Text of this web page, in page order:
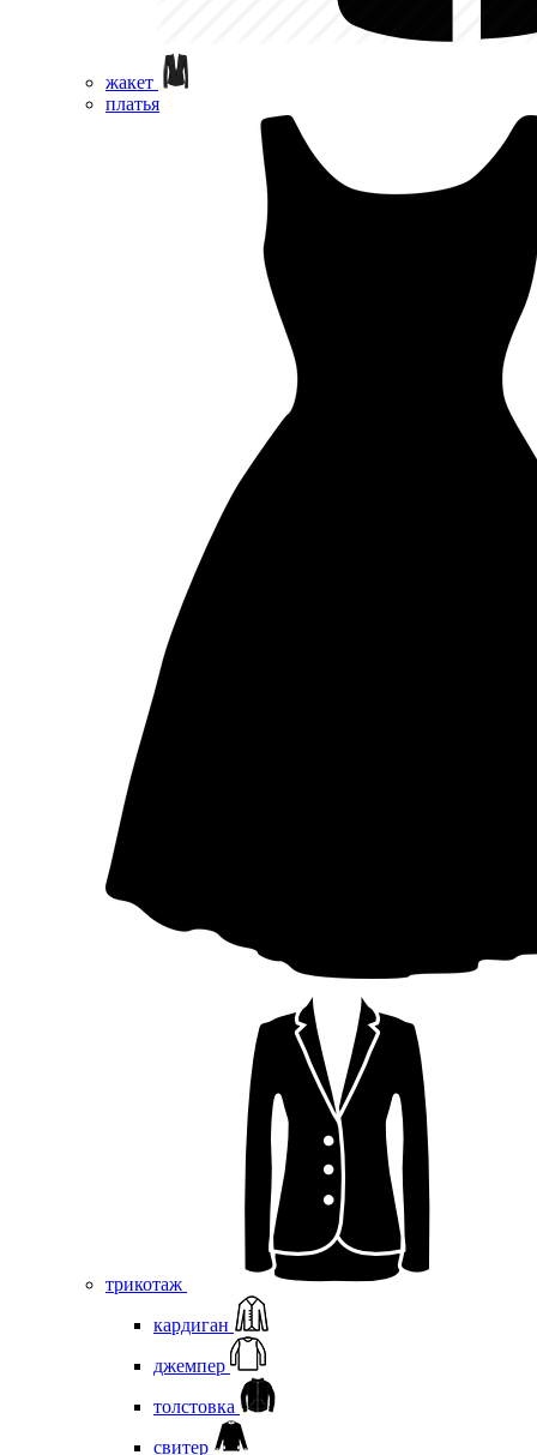
жакет
платья
трикотаж
кардиган
джемпер
толстовка
свитер